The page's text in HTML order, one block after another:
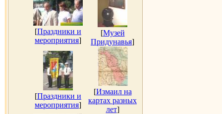
[Праздники и
мероприятия]
[Музей
Придунавья]
[Праздники и
мероприятия]
[Измаил на
картах разных
лет]